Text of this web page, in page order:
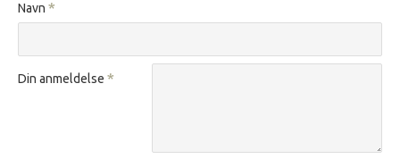
Navn
Din anmeldelse